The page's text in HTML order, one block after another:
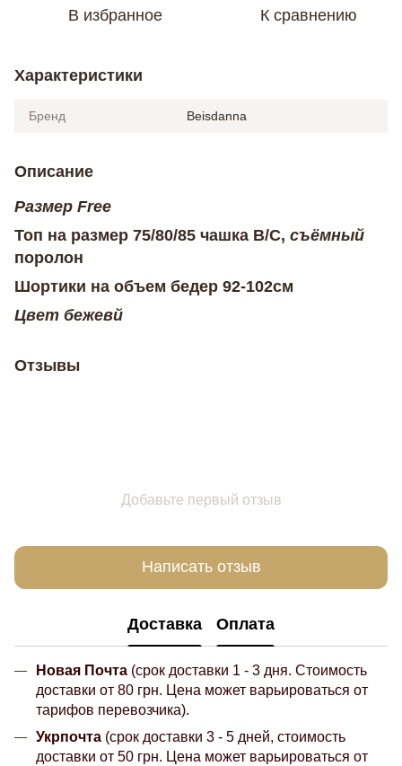
В избранное К сравнению
Характеристики
Бренд Beisdanna
Описание
Размер Free
Топ на размер 75/80/85 чашка B/C, съёмный
поролон
Шортики на объем бедер 92-102см
Цвет бежевй
Отзывы
Добавьте первый отзыв
Написать отзыв
Доставка Оплата
Новая Почта (срок доставки 1 - 3 дня. Стоимость
доставки от 80 грн. Цена может варьироваться от
тарифов перевозчика).
Укрпочта (срок доставки 3 - 5 дней, стоимость
доставки от 50 грн. Цена может варьироваться от